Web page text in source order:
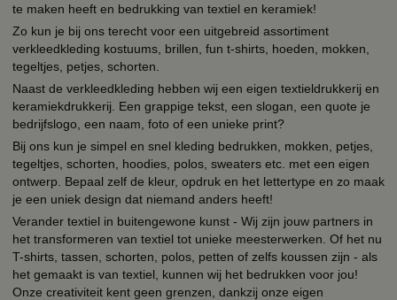
te maken heeft en bedrukking van textiel en keramiek!
Zo kun je bij ons terecht voor een uitgebreid assortiment
verkleedkleding kostuums, brillen, fun t-shirts, hoeden, mokken,
tegeltjes, petjes, schorten.
Naast de verkleedkleding hebben wij een eigen textieldrukkerij en
keramiekdrukkerij. Een grappige tekst, een slogan, een quote je
bedrijfslogo, een naam, foto of een unieke print?
Bij ons kun je simpel en snel kleding bedrukken, mokken, petjes,
tegeltjes, schorten, hoodies, polos, sweaters etc. met een eigen
ontwerp. Bepaal zelf de kleur, opdruk en het lettertype en zo maak
je een uniek design dat niemand anders heeft!
Verander textiel in buitengewone kunst - Wij zijn jouw partners in
het transformeren van textiel tot unieke meesterwerken. Of het nu
T-shirts, tassen, schorten, polos, petten of zelfs koussen zijn - als
het gemaakt is van textiel, kunnen wij het bedrukken voor jou!
Onze creativiteit kent geen grenzen, dankzij onze eigen